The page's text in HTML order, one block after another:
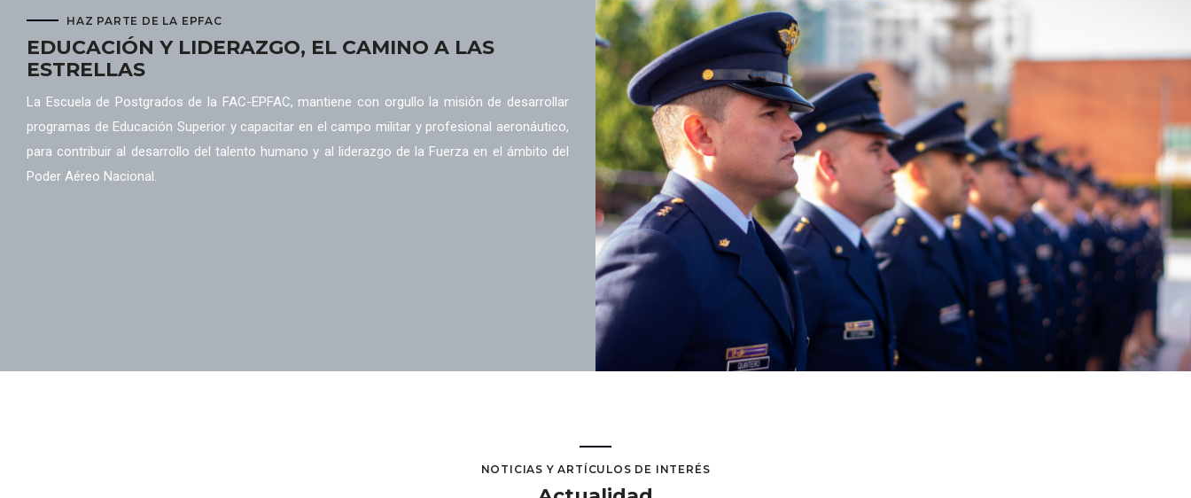
HAZ PARTE DE LA EPFAC
EDUCACIÓN Y LIDERAZGO, EL CAMINO A LAS
ESTRELLAS
La Escuela de Postgrados de la FAC-EPFAC, mantiene con orgullo la misión de desarrollar
programas de Educación Superior y capacitar en el campo militar y profesional aeronáutico,
para contribuir al desarrollo del talento humano y al liderazgo de la Fuerza en el ámbito del
Poder Aéreo Nacional.
NOTICIAS Y ARTÍCULOS DE INTERÉS